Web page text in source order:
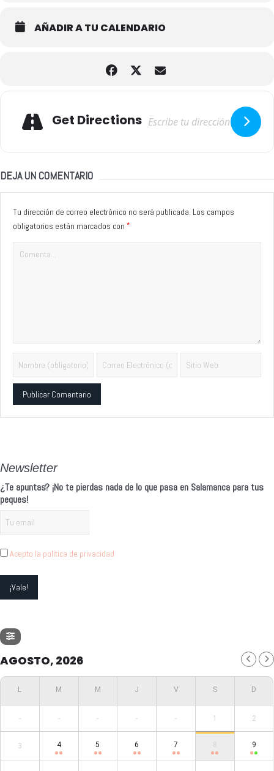
AÑADIR A TU CALENDARIO
Get Directions
DEJA UN COMENTARIO
Tu dirección de correo electrónico no será publicada. Los campos
obligatorios están marcados con *
Newsletter
¿Te apuntas? ¡No te pierdas nada de lo que pasa en Salamanca para tus
peques!
Acepto la política de privacidad
AGOSTO, 2026
- - - - - 1 2
3 4 5 6 7 8 9